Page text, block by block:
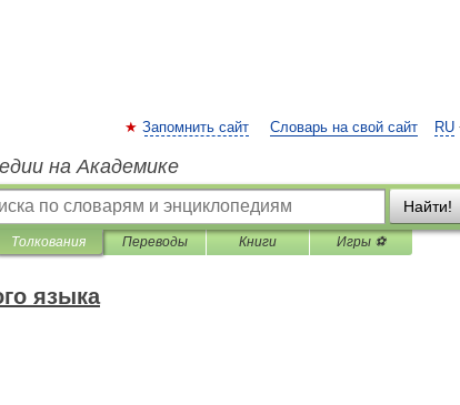
RU
Запомнить сайт Словарь на свой сайт
на Академике
Найти!
Толкования Переводы Книги Игры ⚽
языка